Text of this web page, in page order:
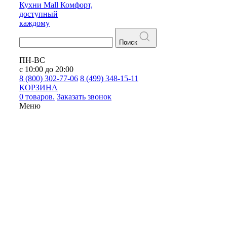
Кухни Mall Комфорт,
доступный
каждому
Поиск
ПН-ВС
с 10:00 до 20:00
8 (800) 302-77-06 8 (499) 348-15-11
КОРЗИНА
0 товаров. Заказать звонок
Меню